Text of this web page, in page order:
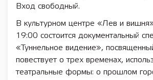
Вход свободный.
В культурном центре «Лев и
19:00 состоится документальный
«Туннельное видение»,
повествует о трех временах,
театральные формы: о прошлом